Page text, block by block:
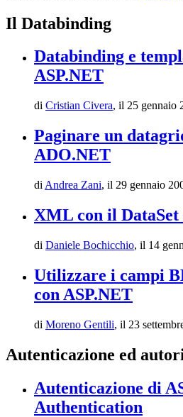
Il Databinding
Databinding e
ASP.NET
di Cristian Civera, il 25 gennaio
Paginare un
ADO.NET
di Andrea Zani, il 29 gennaio
XML con il
di Daniele Bochicchio, il 14
Utilizzare i campi
con ASP.NET
di Moreno Gentili, il 23
Autenticazione ed
Autenticazione di
Authentication